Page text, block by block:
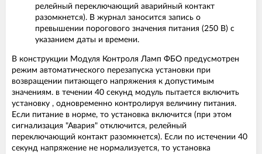
релейный переключающий аварийный контакт
разомкнется). В журнал заносится запись о
превышении порогового значения питания (250 В) с
указанием даты и времени.
В конструкции Модуля Контроля Ламп ФБО предусмотрен
режим автоматического перезапуска установки при
возвращении питающего напряжения к допустимым
значениям. в течении 40 секунд модуль пытается включить
установку , одновременно контролируя величину питания.
Если питание в норме, то установка включится (при этом
сигнализация "Авария" отключится, релейный
переключающий контакт разомкнется). Если по истечении 40
секунд напряжение не нормализуется, то установка